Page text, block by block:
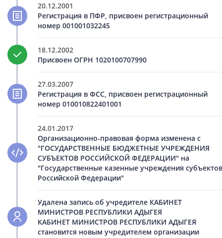
20.12.2001
Регистрация в ПФР, присвоен регистрационный
номер 001001032245
18.12.2002
Присвоен ОГРН 1020100707990
27.03.2007
Регистрация в ФСС, присвоен регистрационный
номер 010010822401001
24.01.2017
Организационно-правовая форма изменена с
"ГОСУДАРСТВЕННЫЕ БЮДЖЕТНЫЕ УЧРЕЖДЕНИЯ
СУБЪЕКТОВ РОССИЙСКОЙ ФЕДЕРАЦИИ" на
"Государственные казенные учреждения субъектов
Российской Федерации"
Удалена запись об учредителе КАБИНЕТ
МИНИСТРОВ РЕСПУБЛИКИ АДЫГЕЯ
КАБИНЕТ МИНИСТРОВ РЕСПУБЛИКИ АДЫГЕЯ
становится новым учредителем организации